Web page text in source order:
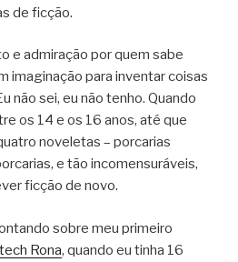
de ficção.
e admiração por quem sabe
imaginação para inventar coisas
não sei, eu não tenho. Quando
os 14 e os 16 anos, até que
noveletas – porcarias
e tão incomensuráveis,
ficção de novo.
sobre meu primeiro
Rona, quando eu tinha 16